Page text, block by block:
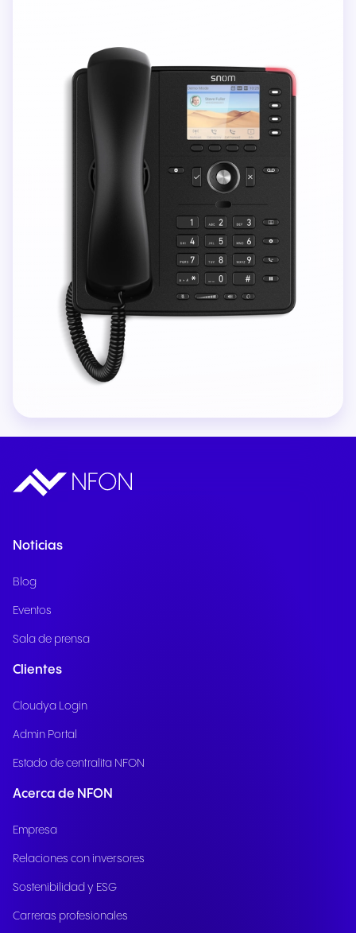
Noticias
Blog
Eventos
Sala de prensa
Clientes
Cloudya Login
Admin Portal
Estado de centralita NFON
Acerca de NFON
Empresa
Relaciones con inversores
Sostenibilidad y ESG
Carreras profesionales